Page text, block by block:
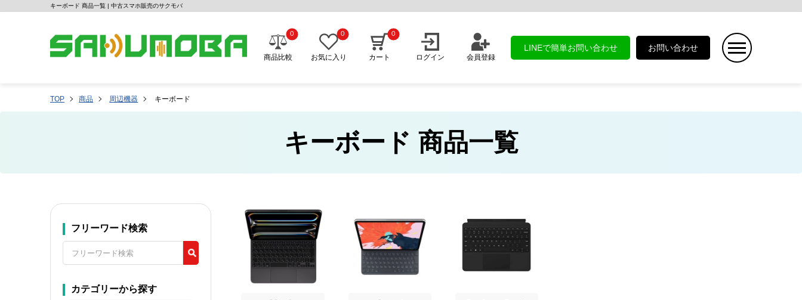
キーボード 商品一覧 | 中古スマホ販売のサクモバ
商品比較
0
お気に入り
0
カート
0
ログイン 会員登録
LINEで簡単お問い合わせ お問い合わせ
TOP 商品 周辺機器 キーボード
キーボード 商品一覧
フリーワード検索
カテゴリーから探す